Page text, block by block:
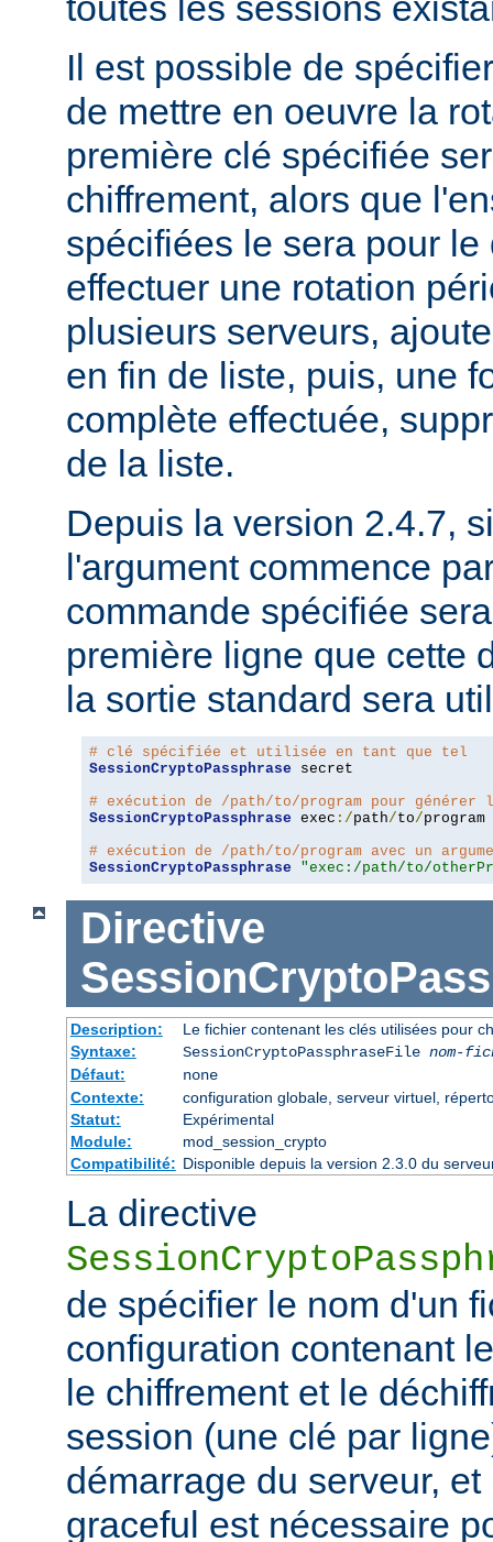
Il est possible de
de mettre en oeuvre la
première clé spécifiée
chiffrement, alors que
spécifiées le sera pour
effectuer une rotation
plusieurs serveurs,
en fin de liste, puis, une
complète effectuée,
de la liste.
Depuis la version 2.4.7,
l'argument commence
commande spécifiée
première ligne que cette
la sortie standard sera
# clé spécifiée et utilisée en tant que tel
SessionCryptoPassphrase secret
# exécution de /path/to/program pour générer
SessionCryptoPassphrase exec :/path/to/program
# exécution de /path/to/program avec un
SessionCryptoPassphrase
"exec:/path/to/
Directive
Description:
Le fichier contenant les clés utilisées pour
Syntaxe:
SessionCryptoPassphraseFile nom-
Défaut:
none
Contexte:
configuration globale, serveur virtuel,
Statut:
Expérimental
Module:
mod_session_crypto
Compatibilité: Disponible depuis la version 2.3.0 du
La directive
de spécifier le nom d'un
configuration contenant
le chiffrement et le
session (une clé par
démarrage du serveur,
graceful est nécessaire